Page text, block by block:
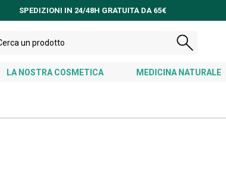
SPEDIZIONI IN 24/48H GRATUITA DA 65€
LA NOSTRA COSMETICA MEDICINA NATURALE